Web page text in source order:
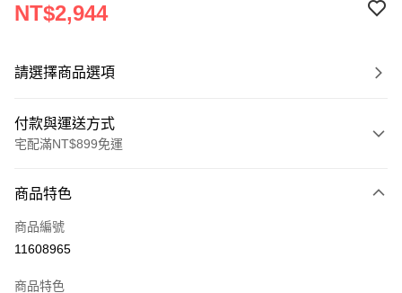
NT$2,944
請選擇商品選項
付款與運送方式
宅配滿NT$899免運
信用卡一次付款
LINE Pay
商品特色
商品編號
11608965
商品特色